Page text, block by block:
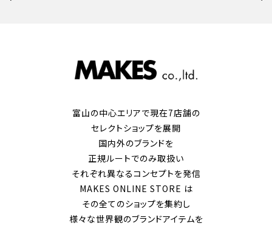
富山の中心エリアで現在7店舗の
セレクトショップを展開
国内外のブランドを
正規ルートでのみ取扱い
それぞれ異なるコンセプトを発信
MAKES ONLINE STORE は
その全てのショップを集約し
様々な世界観のブランドアイテムを